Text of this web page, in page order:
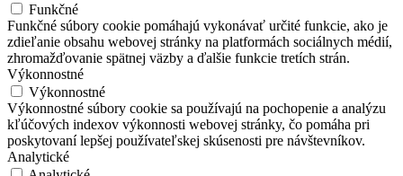
Funkčné
Funkčné súbory cookie pomáhajú vykonávať určité funkcie, ako je
zdieľanie obsahu webovej stránky na platformách sociálnych médií,
zhromažďovanie spätnej väzby a ďalšie funkcie tretích strán.
Výkonnostné
Výkonnostné
Výkonnostné súbory cookie sa používajú na pochopenie a analýzu
kľúčových indexov výkonnosti webovej stránky, čo pomáha pri
poskytovaní lepšej používateľskej skúsenosti pre návštevníkov.
Analytické